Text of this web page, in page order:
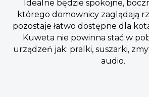
Idealne będzie spokojne,
którego domownicy zaglądają
pozostaje łatwo dostępne dla
Kuweta nie powinna stać w
urządzeń jak: pralki, suszarki,
audio.